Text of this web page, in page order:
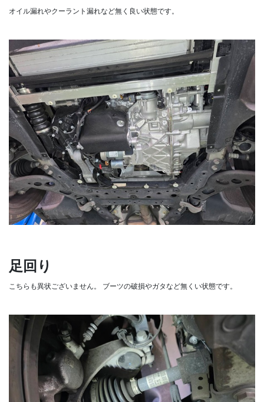
オイル漏れやクーラント漏れなど無く良い状態です。
足回り
こちらも異状ございません。 ブーツの破損やガタなど無くい状態です。